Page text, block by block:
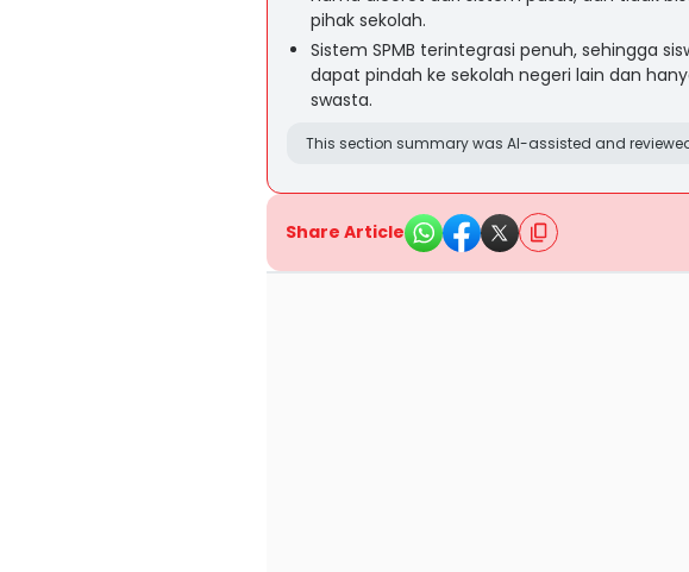
pihak sekolah.
Sistem SPMB terintegrasi penuh, sehingga
dapat pindah ke sekolah negeri lain dan
swasta.
This section summary was AI-assisted and
Share Article